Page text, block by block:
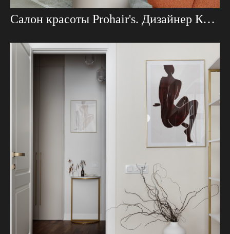
Салон красоты Prohair's. Дизайнер Ксения Гурова.